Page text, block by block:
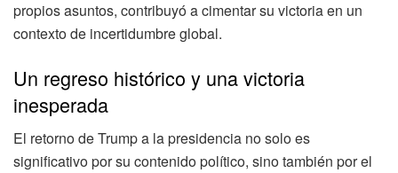
propios asuntos, contribuyó a cimentar su victoria en un
contexto de incertidumbre global.
Un regreso histórico y una victoria
inesperada
El retorno de Trump a la presidencia no solo es
significativo por su contenido político, sino también por el